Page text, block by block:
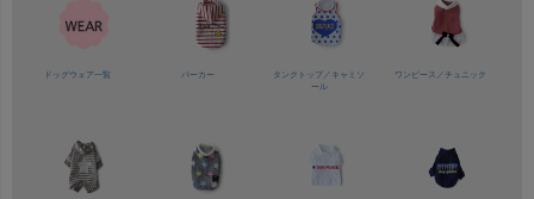
ドッグウェア一覧 パーカー タンクトップ／ キャミソ
ール
ワンピース／チュニック